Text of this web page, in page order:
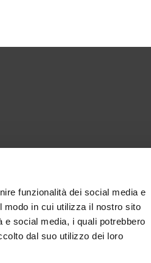
funzionalità dei social media e
modo in cui utilizza il nostro sito
social media, i quali potrebbero
dal suo utilizzo dei loro
Via San Biagio,10
35043 Monselice (PD)